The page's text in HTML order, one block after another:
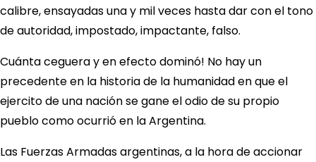
calibre, ensayadas una y mil veces hasta dar con el tono
de autoridad, impostado, impactante, falso.
Cuánta ceguera y en efecto dominó! No hay un
precedente en la historia de la humanidad en que el
ejercito de una nación se gane el odio de su propio
pueblo como ocurrió en la Argentina.
Las Fuerzas Armadas argentinas, a la hora de accionar